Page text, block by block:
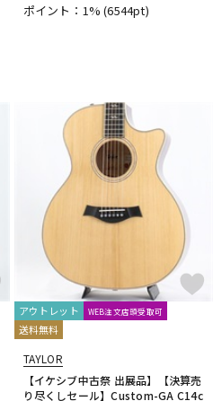
ポイント：1%(6544pt)
アウトレット WEB注文店頭受取可
送料無料
TAYLOR
【イケシブ中古祭 出展品】【決算売
り尽くしセール】Custom-GA C14c